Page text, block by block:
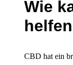
Wie
CBD hat ein